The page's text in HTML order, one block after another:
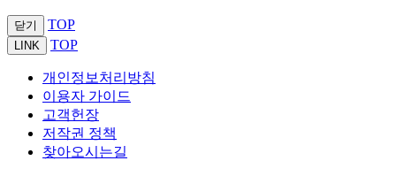
닫기 TOP
LINK TOP
개인정보처리방침
이용자 가이드
고객헌장
저작권 정책
찾아오시는길